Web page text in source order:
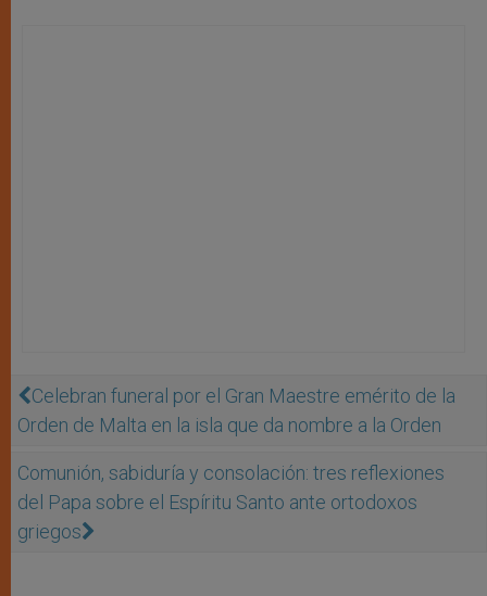
Celebran funeral por el Gran Maestre emérito de la
Orden de Malta en la isla que da nombre a la Orden
Comunión, sabiduría y consolación: tres reflexiones
del Papa sobre el Espíritu Santo ante ortodoxos
griegos